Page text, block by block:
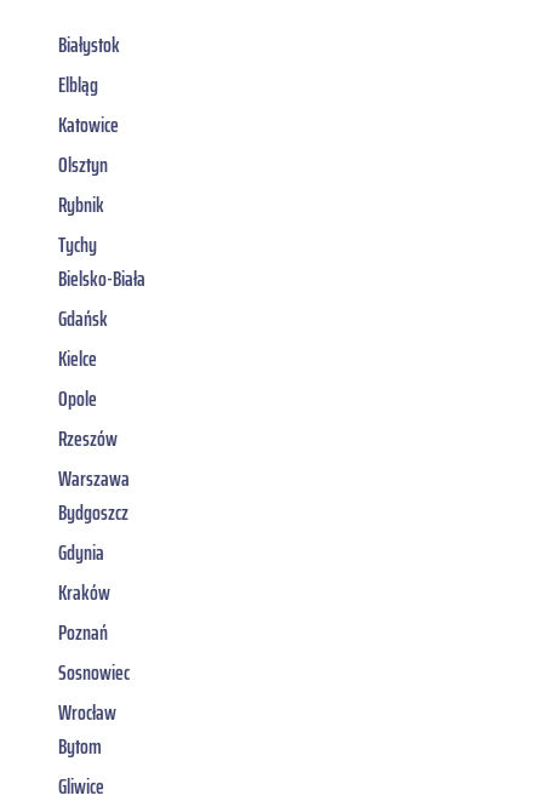
Białystok
Elbląg
Katowice
Olsztyn
Rybnik
Tychy
Bielsko-Biała
Gdańsk
Kielce
Opole
Rzeszów
Warszawa
Bydgoszcz
Gdynia
Kraków
Poznań
Sosnowiec
Wrocław
Bytom
Gliwice